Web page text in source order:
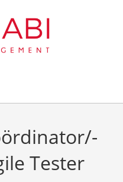
Tester